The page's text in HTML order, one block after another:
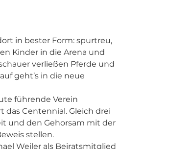
in bester Form: spurtreu,
Kinder in die Arena und
verließen Pferde und
geht’s in die neue
führende Verein
Centennial. Gleich drei
und den Gehorsam mit der
stellen.
Weiler als Beiratsmitglied